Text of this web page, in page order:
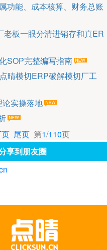
功能、成本核算、财务总账
老板一眼分清进销存和真ER
SOP完整编写指南
晴模切ERP破解模切厂工
实操落地
尾页第1/110页
享到朋友圈